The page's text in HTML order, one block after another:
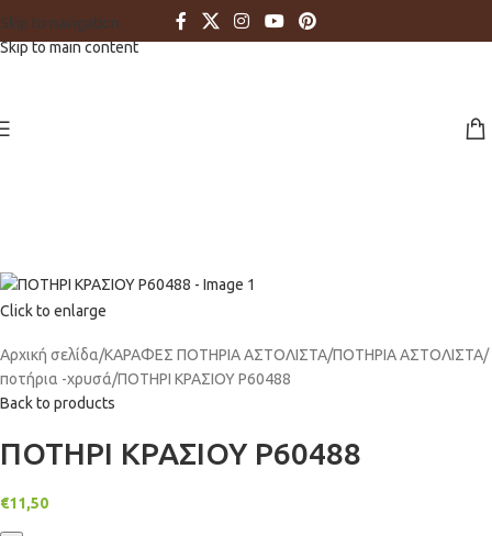
Skip to navigation
Skip to main content
Click to enlarge
Αρχική σελίδα ΚΑΡΑΦΕΣ ΠΟΤΗΡΙΑ ΑΣΤΟΛΙΣΤΑ ΠΟΤΗΡΙΑ ΑΣΤΟΛΙΣΤΑ
ποτήρια -χρυσά ΠΟΤΗΡΙ ΚΡΑΣΙΟΥ P60488
Back to products
ΠΟΤΗΡΙ ΚΡΑΣΙΟΥ P60488
€11,50